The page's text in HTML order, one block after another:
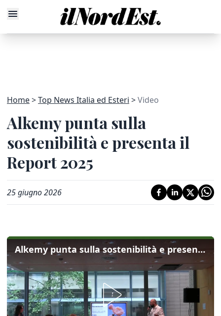
Home Top News Italia ed Esteri Video
Alkemy punta sulla
sostenibilità e presenta il
Report 2025
25 giugno 2026
Alkemy punta sulla sostenibilità e presenta il Report 2025